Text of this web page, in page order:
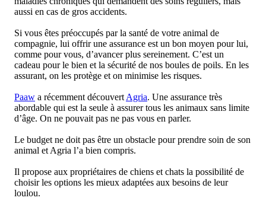
aussi en cas de gros accidents.
Si vous êtes préoccupés par la santé de votre animal de
compagnie, lui offrir une assurance est un bon moyen pour lui,
comme pour vous, d’avancer plus sereinement. C’est un
cadeau pour le bien et la sécurité de nos boules de poils. En les
assurant, on les protège et on minimise les risques.
Paaw a récemment découvertAgria. Une assurance très
abordable qui est la seule à assurer tous les animaux sans limite
d’âge. On ne pouvait pas ne pas vous en parler.
Le budget ne doit pas être un obstacle pour prendre soin de son
animal et Agria l’a bien compris.
Il propose aux propriétaires de chiens et chats la possibilité de
choisir les options les mieux adaptées aux besoins de leur
loulou.